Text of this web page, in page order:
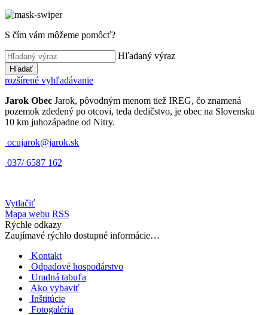
S čím vám môžeme pomôcť?
Hľadaný výraz
Hľadať
rozšírené vyhľadávanie
Jarok Obec Jarok, pôvodným menom tiež IREG, čo znamená
pozemok zdedený po otcovi, teda dedičstvo, je obec na Slovensku
10 km juhozápadne od Nitry.
ocujarok@jarok.sk
037/ 6587 162
Vytlačiť
Mapa webu RSS
Rýchle odkazy
Zaujímavé rýchlo dostupné informácie…
Kontakt
Odpadové hospodárstvo
Uradná tabuľa
Ako vybaviť
Inštitúcie
Fotogaléria